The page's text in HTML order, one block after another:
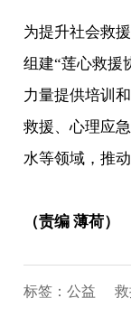
为提升社会救
组建“莲心救援
力量提供培训
救援、心理应
水等领域，推
（责编 薄荷）
标签：公益